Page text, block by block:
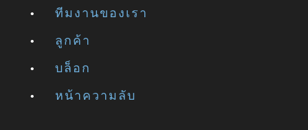
ทีมงานของเรา
ลูกค้า
บล็อก
หน้าความลับ